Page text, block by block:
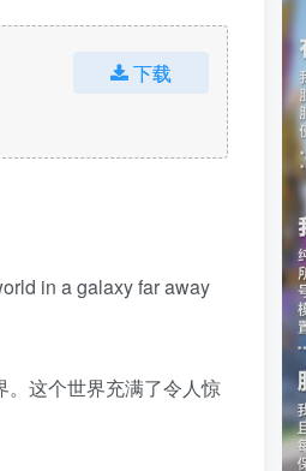
下载
in a galaxy far away
。这个世界充满了令人惊